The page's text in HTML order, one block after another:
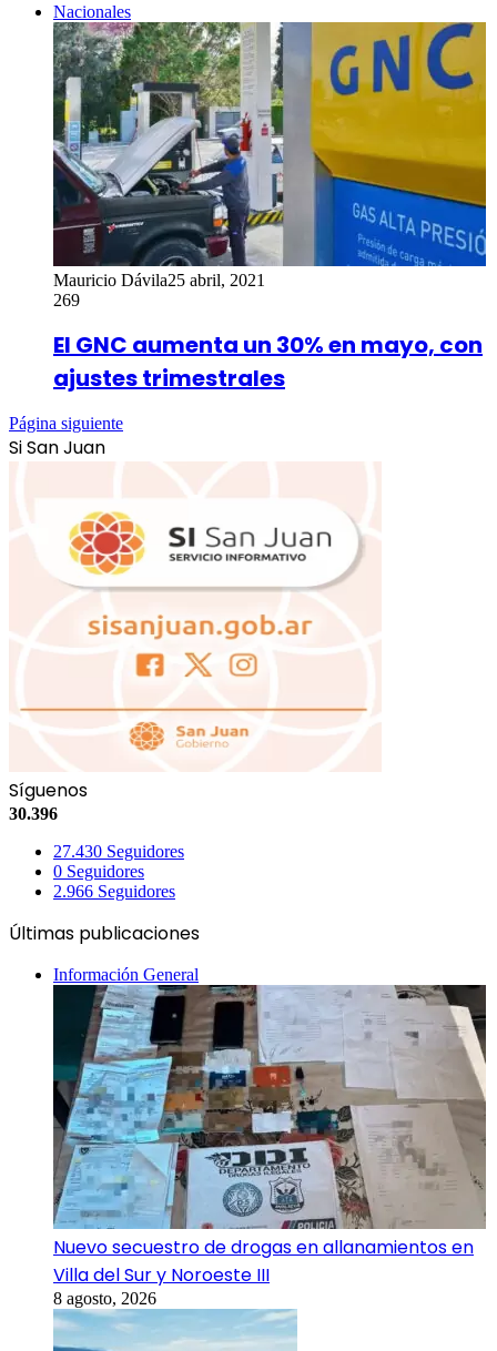
Nacionales
Mauricio Dávila25 abril, 2021
269
El GNC aumenta un 30% en mayo, con
ajustes trimestrales
Página siguiente
Si San Juan
Síguenos
30.396
27.430 Seguidores
0 Seguidores
2.966 Seguidores
Últimas publicaciones
Información General
Nuevo secuestro de drogas en allanamientos en
Villa del Sur y Noroeste III
8 agosto, 2026